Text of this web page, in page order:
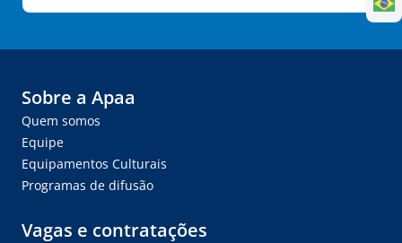
Sobre a Apaa
Quem somos
Equipe
Equipamentos Culturais
Programas de difusão
Vagas e contratações